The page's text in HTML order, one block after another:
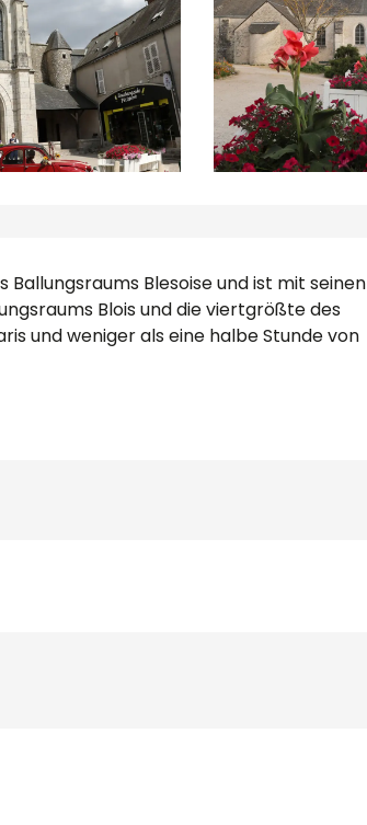
Ballungsraums Blesoise und ist mit seinen
Blois und die viertgrößte des
und weniger als eine halbe Stunde von